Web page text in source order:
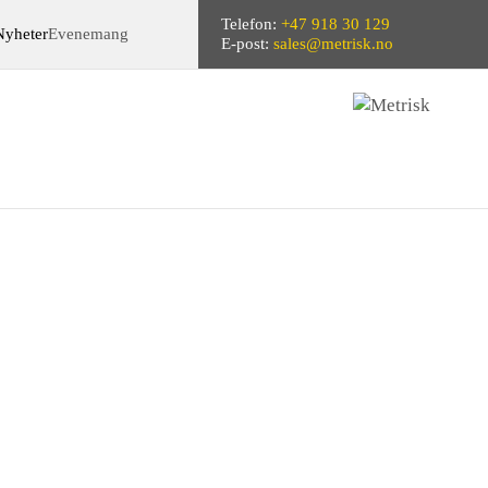
Evenemang
Telefon: +47 918 30 129
E-post: sales@metrisk.no